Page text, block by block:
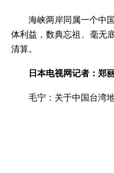
海峡两岸同属一个中
体利益，数典忘祖、毫无
清算。
日本电视网记者：郑
毛宁：关于中国台湾